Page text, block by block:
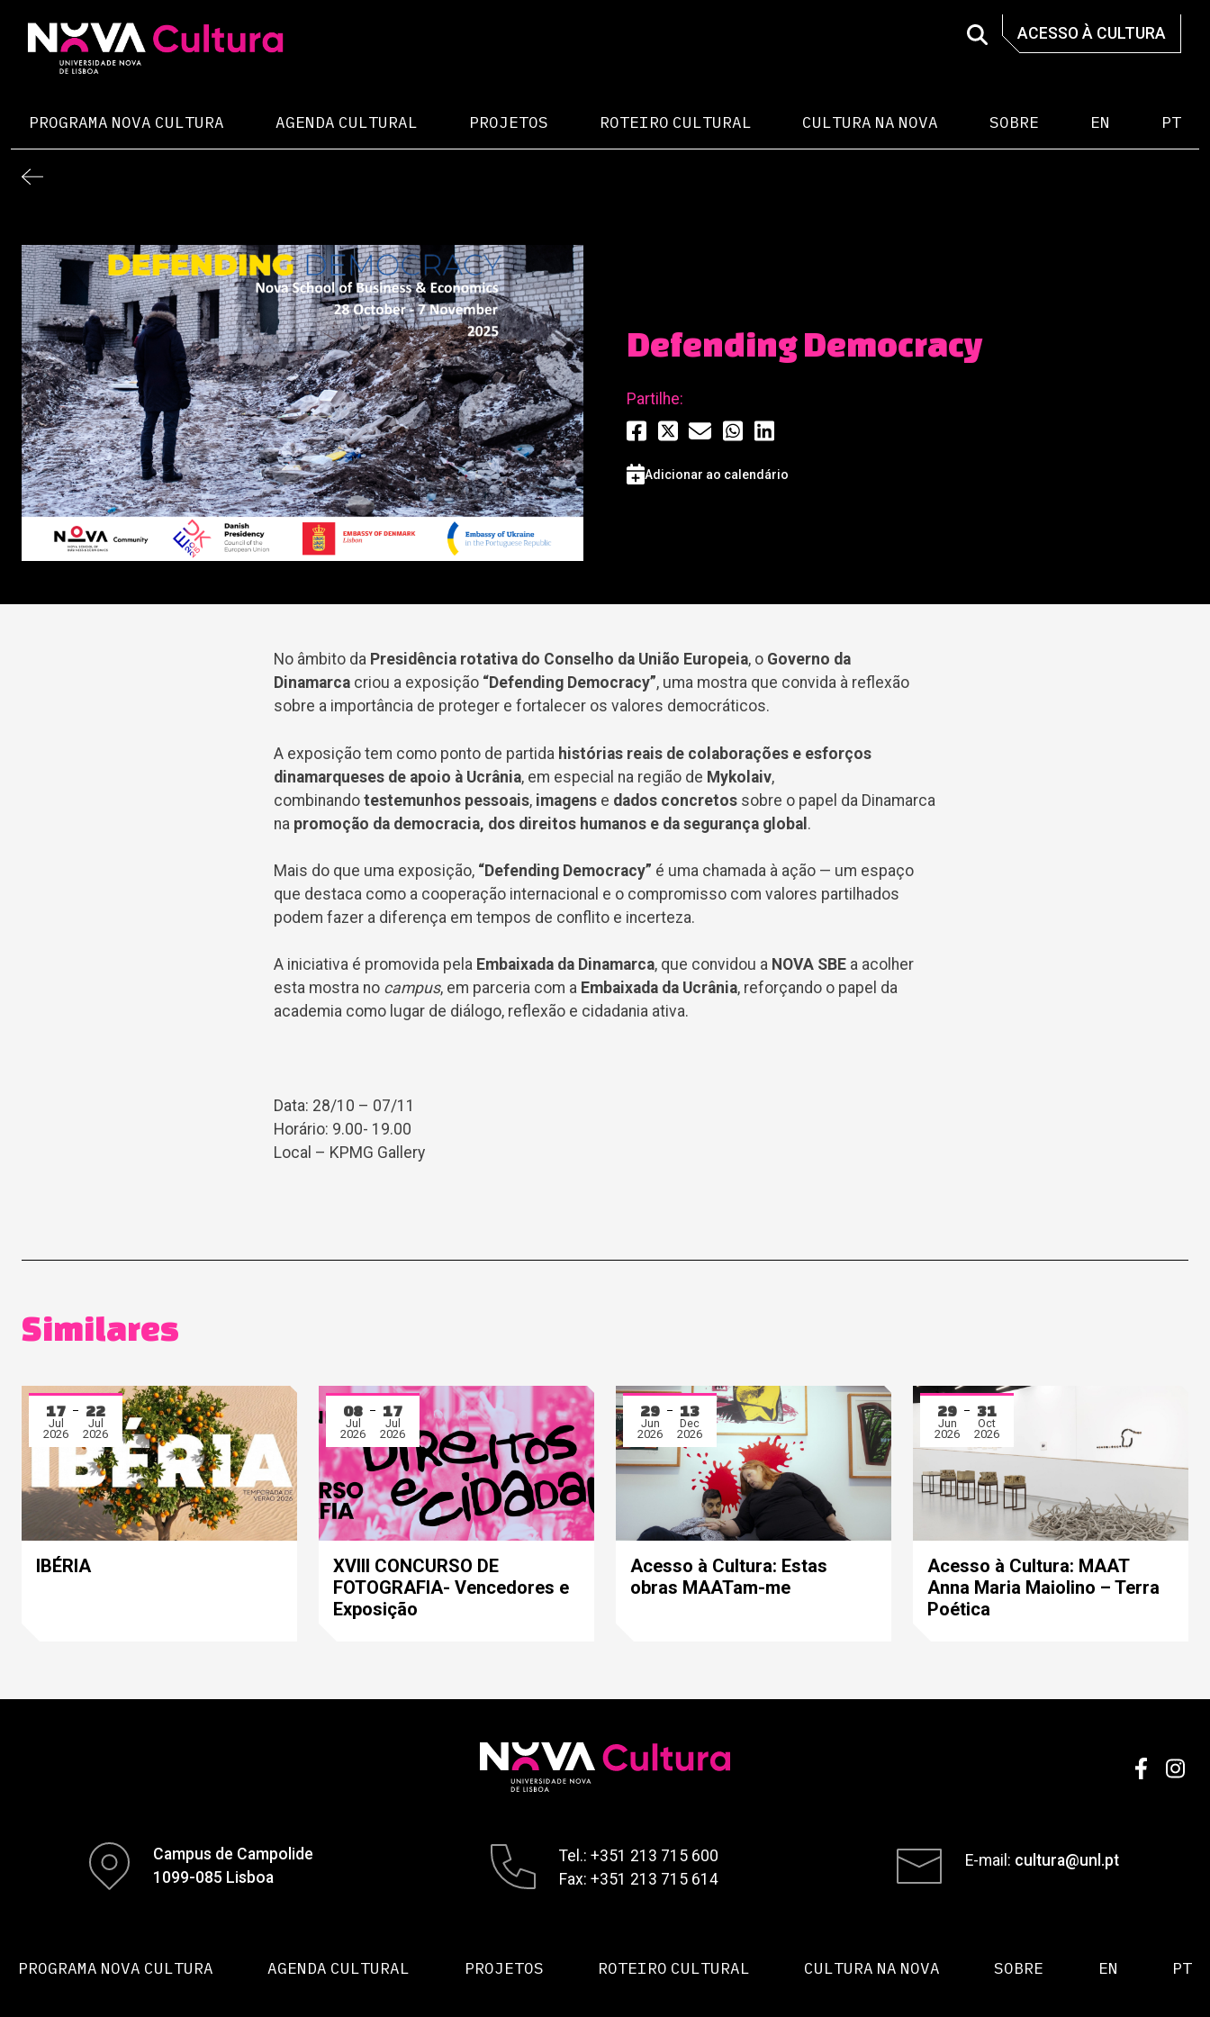
content
ACESSO À CULTURA
PROGRAMA NOVA CULTURA AGENDA CULTURAL PROJETOS ROTEIRO CULTURAL CULTURA NA NOVA SOBRE EN PT
Defending Democracy
Partilhe:
Adicionar ao calendário
No âmbito da Presidência rotativa do Conselho da União Europeia, o Governo da
Dinamarca criou a exposição “Defending Democracy”, uma mostra que convida à reflexão
sobre a importância de proteger e fortalecer os valores democráticos.
A exposição tem como ponto de partida histórias reais de colaborações e esforços
dinamarqueses de apoio à Ucrânia, em especial na região de Mykolaiv,
combinando testemunhos pessoais, imagens e dados concretos sobre o papel da Dinamarca
na promoção da democracia, dos direitos humanos e da segurança global .
Mais do que uma exposição, “Defending Democracy” é uma chamada à ação — um espaço
que destaca como a cooperação internacional e o compromisso com valores partilhados
podem fazer a diferença em tempos de conflito e incerteza.
A iniciativa é promovida pela Embaixada da Dinamarca, que convidou a NOVA SBE a acolher
esta mostra no campus, em parceria com a Embaixada da Ucrânia, reforçando o papel da
academia como lugar de diálogo, reflexão e cidadania ativa.
Data: 28/10 – 07/11
Horário: 9.00- 19.00
Local – KPMG Gallery
Similares
17
Jul
2026
22
Jul
2026
IBÉRIA
08
Jul
2026
17
Jul
2026
XVIII CONCURSO DE
FOTOGRAFIA- Vencedores e
Exposição
29
Jun
2026
13
Dec
2026
Acesso à Cultura: Estas
obras MAATam-me
29
Jun
2026
31
Oct
2026
Acesso à Cultura: MAAT
Anna Maria Maiolino – Terra
Poética
Campus de Campolide
1099-085 Lisboa
Tel.: +351 213 715 600
Fax: +351 213 715 614
E-mail: cultura@unl.pt
PROGRAMA NOVA CULTURA AGENDA CULTURAL PROJETOS ROTEIRO CULTURAL CULTURA NA NOVA SOBRE EN PT